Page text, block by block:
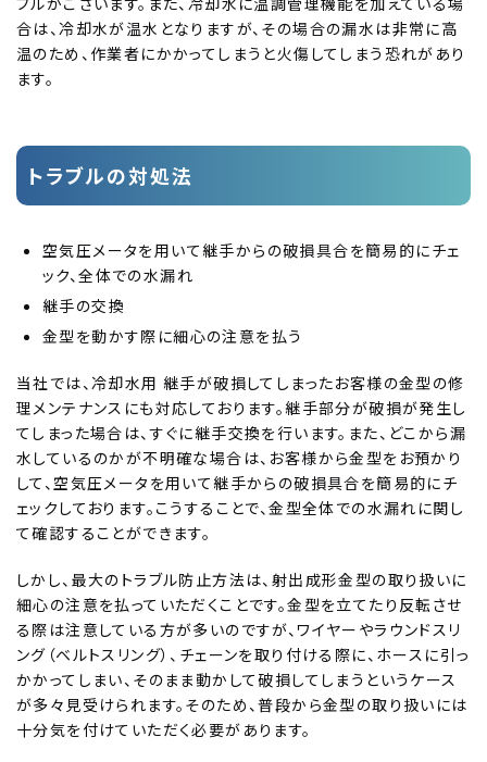
合は、冷却水が温水となりますが、その場合の漏水は非常に高
温のため、作業者にかかってしまうと火傷してしまう恐れがあり
ます。
トラブルの対処法
空気圧メータを用いて継手からの破損具合を簡易的にチェ
ック、全体での水漏れ
継手の交換
金型を動かす際に細心の注意を払う
当社では、冷却水用 継手が破損してしまったお客様の金型の修
理メンテナンスにも対応しております。継手部分が破損が発生し
てしまった場合は、すぐに継手交換を行います。また、どこから漏
水しているのかが不明確な場合は、お客様から金型をお預かり
して、空気圧メータを用いて継手からの破損具合を簡易的にチ
ェックしております。こうすることで、金型全体での水漏れに関し
て確認することができます。
しかし、最大のトラブル防止方法は、射出成形金型の取り扱いに
細心の注意を払っていただくことです。金型を立てたり反転させ
る際は注意している方が多いのですが、ワイヤーやラウンドスリ
ング（ベルトスリング）、チェーンを取り付ける際に、ホースに引っ
かかってしまい、そのまま動かして破損してしまうというケース
が多々見受けられます。そのため、普段から金型の取り扱いには
十分気を付けていただく必要があります。